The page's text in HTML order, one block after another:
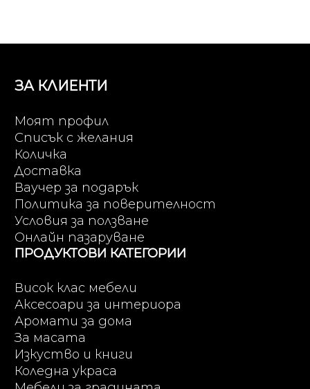
ЗА КЛИЕНТИ
Моят профил
Списък с желания
Количка
Доставка
Ваучер за подарък
Политика за поверителност
Условия за ползване
Онлайн пазаруване
ПРОДУКТОВИ КАТЕГОРИИ
Висок клас мебели
Аксесоари за интериора
Аромати за дома
За масата
Изкуство и книги
Коледна украса